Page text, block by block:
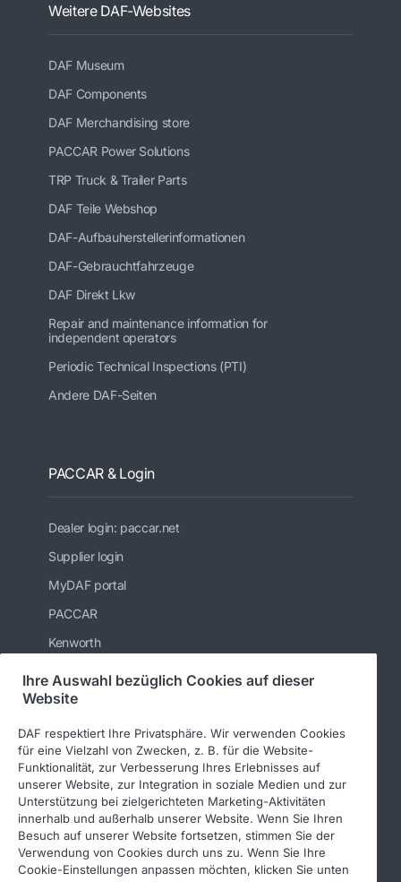
Weitere DAF-Websites
DAF Museum
DAF Components
DAF Merchandising store
PACCAR Power Solutions
TRP Truck & Trailer Parts
DAF Teile Webshop
DAF-Aufbauherstellerinformationen
DAF-Gebrauchtfahrzeuge
DAF Direkt Lkw
Repair and maintenance information for
independent operators
Periodic Technical Inspections (PTI)
Andere DAF-Seiten
PACCAR & Login
Dealer login: paccar.net
Supplier login
MyDAF portal
PACCAR
Kenworth
Leyland Trucks Ltd
Folgen Sie uns
Ihre Auswahl bezüglich Cookies auf dieser
Website
DAF respektiert Ihre Privatsphäre. Wir verwenden Cookies
für eine Vielzahl von Zwecken, z. B. für die Website-
Funktionalität, zur Verbesserung Ihres Erlebnisses auf
unserer Website, zur Integration in soziale Medien und zur
Unterstützung bei zielgerichteten Marketing-Aktivitäten
innerhalb und außerhalb unserer Website. Wenn Sie Ihren
Besuch auf unserer Website fortsetzen, stimmen Sie der
Verwendung von Cookies durch uns zu. Wenn Sie Ihre
Cookie-Einstellungen anpassen möchten, klicken Sie unten